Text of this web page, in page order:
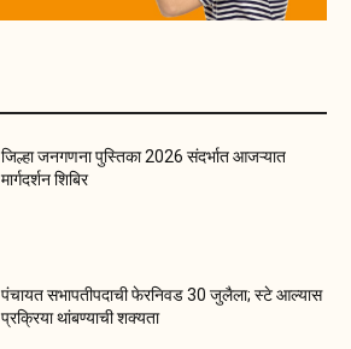
जिल्हा जनगणना पुस्तिका 2026 संदर्भात आजऱ्यात
मार्गदर्शन शिबिर
पंचायत सभापतीपदाची फेरनिवड 30 जुलैला; स्टे आल्यास
प्रक्रिया थांबण्याची शक्यता